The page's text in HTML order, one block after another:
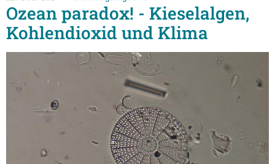
Ozean paradox! - Kieselalgen,
Kohlendioxid und Klima